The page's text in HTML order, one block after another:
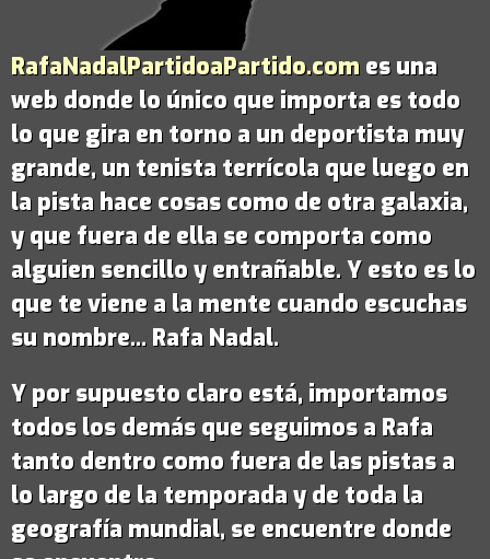
RafaNadalPartidoaPartido.com es una
web donde lo único que importa es todo
lo que gira en torno a un deportista muy
grande, un tenista terrícola que luego en
la pista hace cosas como de otra galaxia,
y que fuera de ella se comporta como
alguien sencillo y entrañable. Y esto es lo
que te viene a la mente cuando escuchas
su nombre... Rafa Nadal.
Y por supuesto claro está, importamos
todos los demás que seguimos a Rafa
tanto dentro como fuera de las pistas a
lo largo de la temporada y de toda la
geografía mundial, se encuentre donde